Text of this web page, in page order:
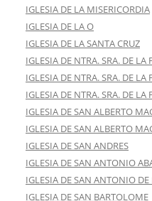
IGLESIA DE LA MISERICORDIA
IGLESIA DE LA O
IGLESIA DE LA SANTA CRUZ
IGLESIA DE NTRA. SRA. DE
IGLESIA DE NTRA. SRA. DE
IGLESIA DE NTRA. SRA. DE
IGLESIA DE SAN ALBERTO
IGLESIA DE SAN ALBERTO
IGLESIA DE SAN ANDRES
IGLESIA DE SAN ANTONIO
IGLESIA DE SAN ANTONIO DE
IGLESIA DE SAN BARTOLOME